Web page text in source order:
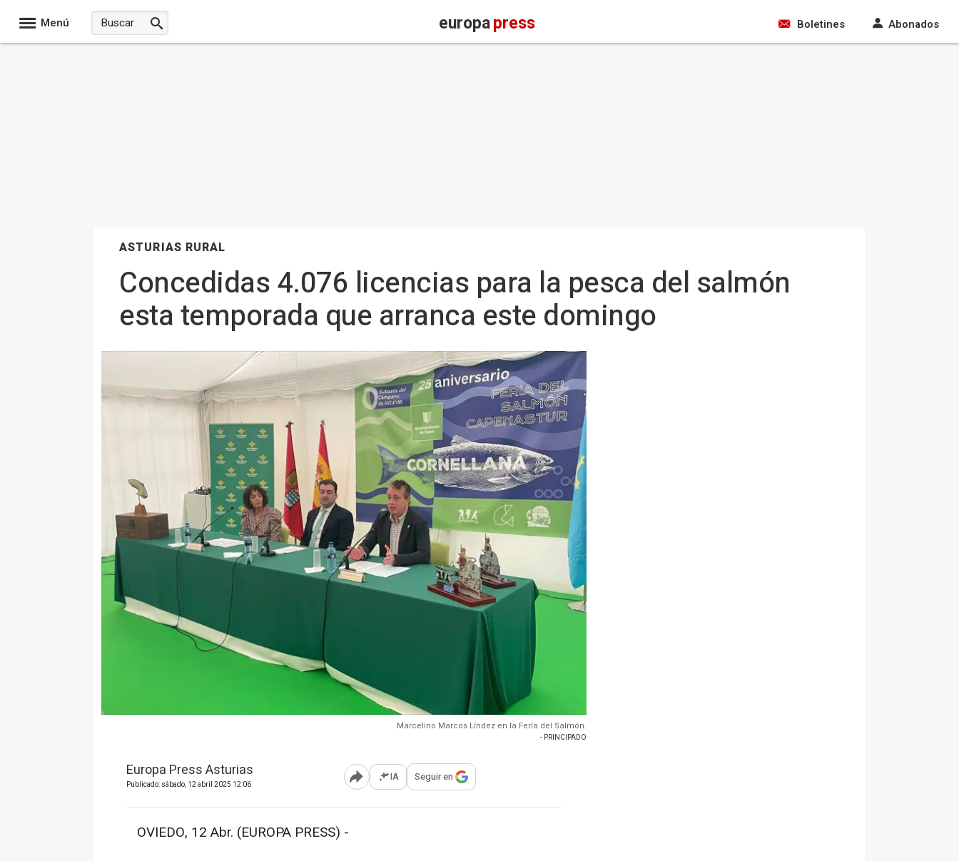
Menú europapress Boletines Abonados
ASTURIAS RURAL
Concedidas 4.076 licencias para la pesca del salmón
esta temporada que arranca este domingo
Marcelino Marcos Líndez en la Fería del Salmón.
- PRINCIPADO
Europa Press Asturias
Publicado: sábado, 12 abril 2025 12:06 Abrir opciones para compartir
IA Seguir en
OVIEDO, 12 Abr. (EUROPA PRESS) -